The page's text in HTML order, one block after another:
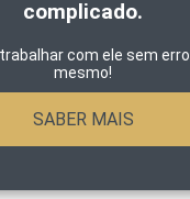
complicado.
com ele sem
mesmo!
SABER MAIS